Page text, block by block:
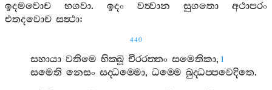
ඉදමවොච
භගවා. ඉදං වත්‍වාන සුගතො
අථාපරං
එතදවොච සත්‍ථා:
440
සහායා වතිමෙ භික‍්ඛූ චිරරත‍්තං සමෙතිකා, 1
සමෙති නෙසං සද‍්ධම‍්මො,ධම‍්මෙ බුද‍්ධප‍්පවෙදිතෙ.